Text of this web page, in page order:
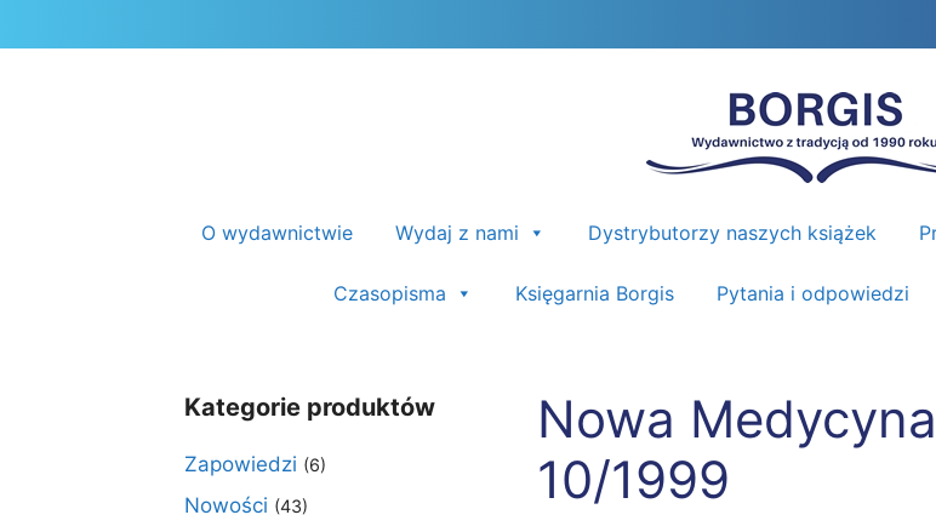
do
O wydawnictwie Wydaj z nami Dystrybutorzy naszych książek
Czasopisma Księgarnia Borgis Pytania i odpowiedzi
Nowa Medycyna
10/1999
Kategorie produktów
Zapowiedzi (6)
Nowości (43)